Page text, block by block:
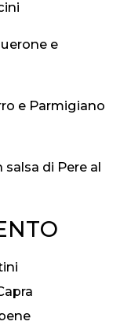
e
e Parmigiano
di Pere al